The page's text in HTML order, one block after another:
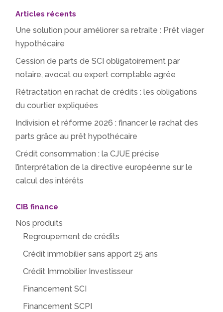
Articles récents
Une solution pour améliorer sa retraite : Prêt viager
hypothécaire
Cession de parts de SCI obligatoirement par
notaire, avocat ou expert comptable agrée
Rétractation en rachat de crédits : les obligations
du courtier expliquées
Indivision et réforme 2026 : financer le rachat des
parts grâce au prêt hypothécaire
Crédit consommation : la CJUE précise
l’interprétation de la directive européenne sur le
calcul des intérêts
CIB finance
Nos produits
Regroupement de crédits
Crédit immobilier sans apport 25 ans
Crédit Immobilier Investisseur
Financement SCI
Financement SCPI